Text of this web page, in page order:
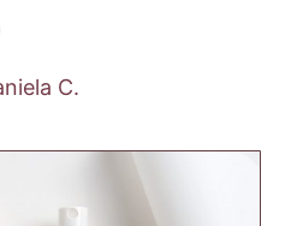
C.